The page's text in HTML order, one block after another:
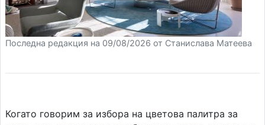
Последна редакция на 09/08/2026 от Станислава Матеева
Когато говорим за избора на цветова палитра за